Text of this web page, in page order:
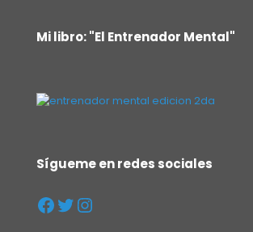
Mi libro: "El Entrenador Mental"
Sígueme en redes sociales